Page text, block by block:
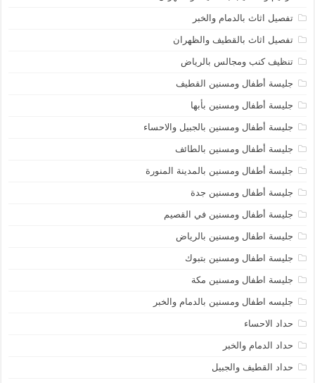
تفصيل اثاث بالدمام والخبر
تفصيل اثاث بالقطيف والظهران
تنظيف كنب ومجالس بالرياض
جليسة أطفال ومسنين القطيف
جليسة أطفال ومسنين بأبها
جليسة أطفال ومسنين بالجبيل والاحساء
جليسة أطفال ومسنين بالطائف
جليسة أطفال ومسنين بالمدينة المنورة
جليسة أطفال ومسنين جدة
جليسة أطفال ومسنين في القصيم
جليسة اطفال ومسنين بالرياض
جليسة اطفال ومسنين بتبوك
جليسة اطفال ومسنين مكة
جليسه اطفال ومسنين بالدمام والخبر
حداد الاحساء
حداد الدمام والخبر
حداد القطيف والجبيل